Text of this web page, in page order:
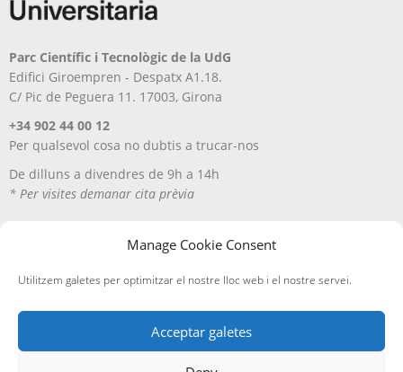
Manage Cookie Consent
Utilitzem galetes per optimitzar el nostre lloc web i el nostre servei.
Acceptar galetes
Parc Científic i Tecnològic de la UdG
Edifici Giroempren - Despatx A1.18.
C/ Pic de Peguera 11. 17003, Girona
+34 902 44 00 12
Per qualsevol cosa no dubtis a trucar-nos
De dilluns a divendres de 9h a 14h
* Per visites demanar cita prèvia